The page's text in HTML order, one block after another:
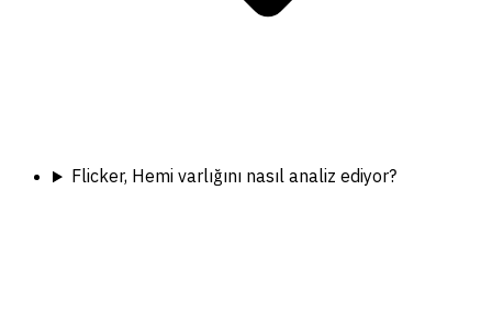
Flicker, Hemi varlığını nasıl analiz ediyor?